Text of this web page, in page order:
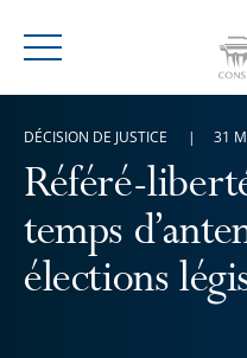
Menu
Référé-
temps
élections
DÉCISION DE JUSTICE 31